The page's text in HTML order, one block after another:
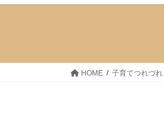
ッ
移
HOME 子育てつれづれ